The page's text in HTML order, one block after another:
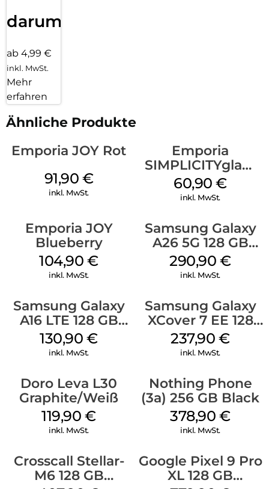
darum!
ab 4,99 €
inkl. MwSt.
Mehr
erfahren
Ähnliche Produkte
Emporia JOY Rot
91,90 €
inkl. MwSt.
Emporia
SIMPLICITYglam
Schwarz
60,90€
inkl. MwSt.
Emporia JOY
Blueberry
104,90€
inkl. MwSt.
Samsung Galaxy
A26 5G 128 GB
White
290,90€
inkl. MwSt.
Samsung Galaxy
A16 LTE 128 GB
Black
130,90€
inkl. MwSt.
Samsung Galaxy
XCover 7 EE 128
GB Black
237,90€
inkl. MwSt.
Doro Leva L30
Graphite/Weiß
119,90€
inkl. MwSt.
Nothing Phone
(3a) 256 GB Black
378,90€
inkl. MwSt.
Crosscall Stellar-
M6 128 GB
Google Pixel 9 Pro
XL 128 GB